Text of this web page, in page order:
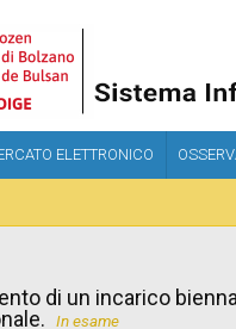
ELETTRONICO
di un incarico
In esame